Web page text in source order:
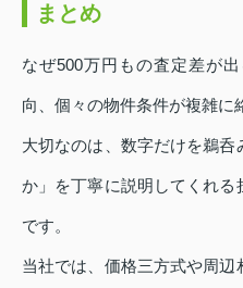
まとめ
なぜ500万円もの査定差が
向、個々の物件条件が複雑に
大切なのは、数字だけを鵜
か」を丁寧に説明してくれる
です。
当社では、価格三方式や周